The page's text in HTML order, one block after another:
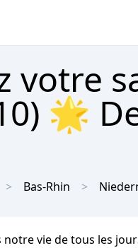
votre
🌟
Bas-Rhin
notre vie de tous les